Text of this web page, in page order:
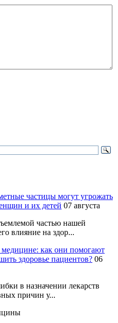
частицы могут угрожать
и их детей 07 августа
частью нашей
влияние на здор...
как они помогают
здоровье пациентов? 06
в назначении лекарств
причин у...